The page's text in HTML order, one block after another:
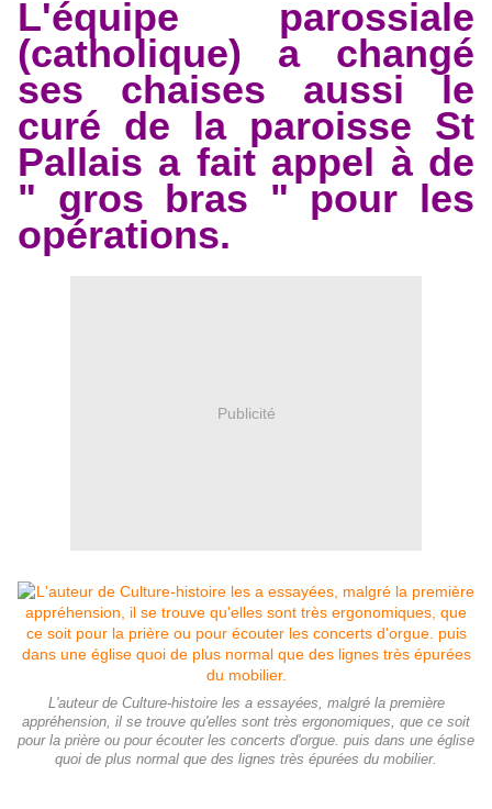
L'équipe parossiale
(catholique) a changé
ses chaises aussi le
curé de la paroisse St
Pallais a fait appel à de
" gros bras " pour les
opérations.
Publicité
L'auteur de Culture-histoire les a essayées, malgré la première
appréhension, il se trouve qu'elles sont très ergonomiques, que ce soit
pour la prière ou pour écouter les concerts d'orgue. puis dans une église
quoi de plus normal que des lignes très épurées du mobilier.